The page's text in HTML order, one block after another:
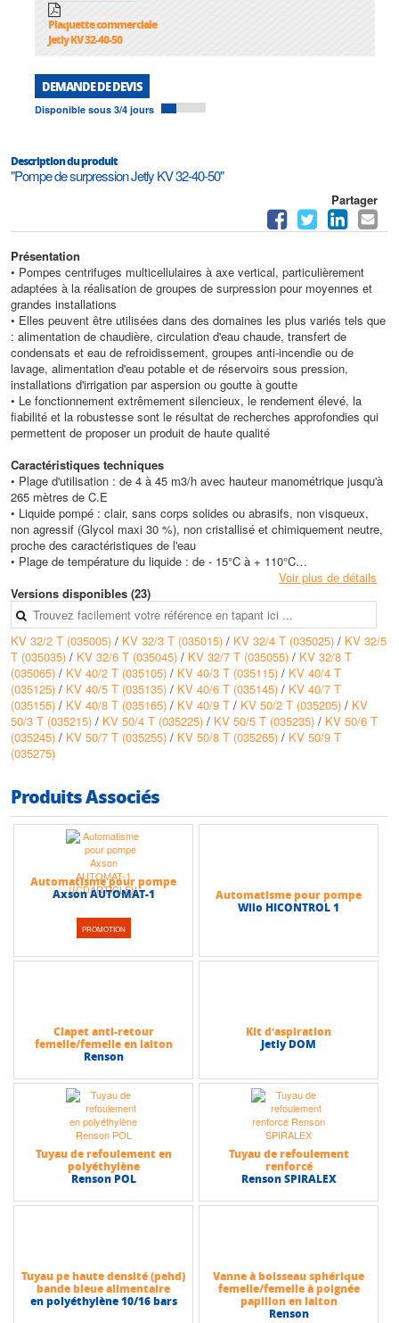
Plaquette commerciale
Jetly KV 32-40-50
DEMANDE DE DEVIS
Disponible sous 3/4 jours
Description du produit
"Pompe de surpression Jetly KV 32-40-50"
Partager
Présentation
• Pompes centrifuges multicellulaires à axe vertical, particulièrement
adaptées à la réalisation de groupes de surpression pour moyennes et
grandes installations
• Elles peuvent être utilisées dans des domaines les plus variés tels que
: alimentation de chaudière, circulation d'eau chaude, transfert de
condensats et eau de refroidissement, groupes anti-incendie ou de
lavage, alimentation d'eau potable et de réservoirs sous pression,
installations d'irrigation par aspersion ou goutte à goutte
• Le fonctionnement extrêmement silencieux, le rendement élevé, la
fiabilité et la robustesse sont le résultat de recherches approfondies qui
permettent de proposer un produit de haute qualité
Caractéristiques techniques
• Plage d'utilisation : de 4 à 45 m3/h avec hauteur manométrique jusqu'à
265 mètres de C.E
• Liquide pompé : clair, sans corps solides ou abrasifs, non visqueux,
non agressif (Glycol maxi 30 %), non cristallisé et chimiquement neutre,
proche des caractéristiques de l'eau
• Plage de température du liquide : de - 15°C à + 110°C
• Pression max de service : KV 32 - KV 40 : 25 bars (2 500 kPa) - KV 50
: 30 bars (3 000 kPa)
• Installation : fixe, en position verticale
• Hauteur max (HMT) : 265 m
• Débit max : 45 m3/h
Voir plus de détails
Versions disponibles (23)
KV 32/2 T (035005) / KV 32/3 T (035015) / KV 32/4 T (035025) / KV 32/5
T (035035) / KV 32/6 T (035045) / KV 32/7 T (035055) / KV 32/8 T
(035065) / KV 40/2 T (035105) / KV 40/3 T (035115) / KV 40/4 T
(035125) / KV 40/5 T (035135) / KV 40/6 T (035145) / KV 40/7 T
(035155) / KV 40/8 T (035165) / KV 40/9 T / KV 50/2 T (035205) / KV
50/3 T (035215) / KV 50/4 T (035225) / KV 50/5 T (035235) / KV 50/6 T
(035245) / KV 50/7 T (035255) / KV 50/8 T (035265) / KV 50/9 T
(035275)
Produits Associés
PROMOTION
Automatisme pour pompe
Axson AUTOMAT-1
Automatisme pour pompe
Wilo HICONTROL 1
Clapet anti-retour
femelle/femelle en laiton
Renson
Kit d’aspiration
Jetly DOM
Tuyau de refoulement en
polyéthylène
Renson POL
Tuyau de refoulement
renforcé
Renson SPIRALEX
Tuyau pe haute densité (pehd)
bande bleue alimentaire
en polyéthylène 10/16 bars
Vanne à boisseau sphérique
femelle/femelle à poignée
papillon en laiton
Renson